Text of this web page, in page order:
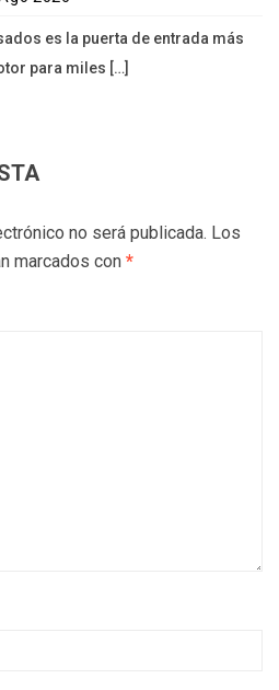
es la puerta de entrada más
para miles […]
no será publicada. Los
marcados con *